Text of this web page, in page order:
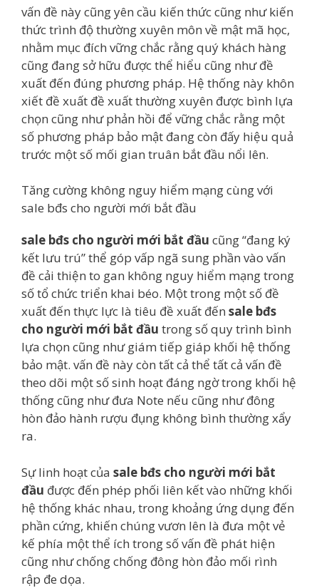
vấn đề này cũng yên cầu kiến thức cũng như kiến
thức trình độ thường xuyên môn về mật mã học,
nhằm mục đích vững chắc rằng quý khách hàng
cũng đang sở hữu được thể hiểu cũng như đề
xuất đến đúng phương pháp. Hệ thống này khôn
xiết đề xuất đề xuất thường xuyên được bình lựa
chọn cũng như phản hồi để vững chắc rằng một
số phương pháp bảo mật đang còn đấy hiệu quả
trước một số mối gian truân bắt đầu nổi lên.
Tăng cường không nguy hiểm mạng cùng với
sale bđs cho người mới bắt đầu
sale bđs cho người mới bắt đầu cũng “đang ký
kết lưu trú” thể góp vấp ngã sung phần vào vấn
đề cải thiện to gan không nguy hiểm mạng trong
số tổ chức triển khai béo. Một trong một số đề
xuất đến thực lực là tiêu đề xuất đến sale bđs
cho người mới bắt đầu trong số quy trình bình
lựa chọn cũng như giám tiếp giáp khối hệ thống
bảo mật. vấn đề này còn tất cả thể tất cả vấn đề
theo dõi một số sinh hoạt đáng ngờ trong khối hệ
thống cũng như đưa Note nếu cũng như đông
hòn đảo hành rượu đụng không bình thường xẩy
ra.
Sự linh hoạt của sale bđs cho người mới bắt
đầu được đến phép phối liên kết vào những khối
hệ thống khác nhau, trong khoảng ứng dụng đến
phần cứng, khiến chúng vươn lên là đưa một vẻ
kế phía một thể ích trong số vấn đề phát hiện
cũng như chống chống đông hòn đảo mối rình
rập đe dọa.